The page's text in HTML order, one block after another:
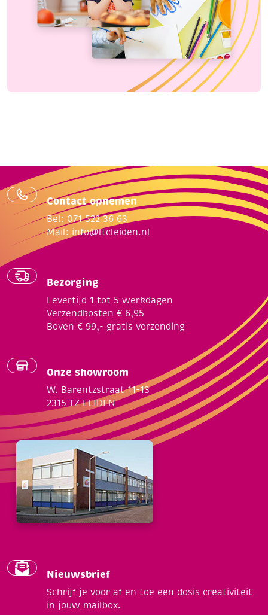
Contact opnemen
Bel: 071 522 36 63
Mail: info@ltcleiden.nl
Bezorging
Levertijd 1 tot 5 werkdagen
Verzendkosten € 6,95
Boven € 99,- gratis verzending
Onze showroom
W. Barentzstraat 11-13
2315 TZ LEIDEN
Nieuwsbrief
Schrijf je voor af en toe een dosis creativiteit
in jouw mailbox.